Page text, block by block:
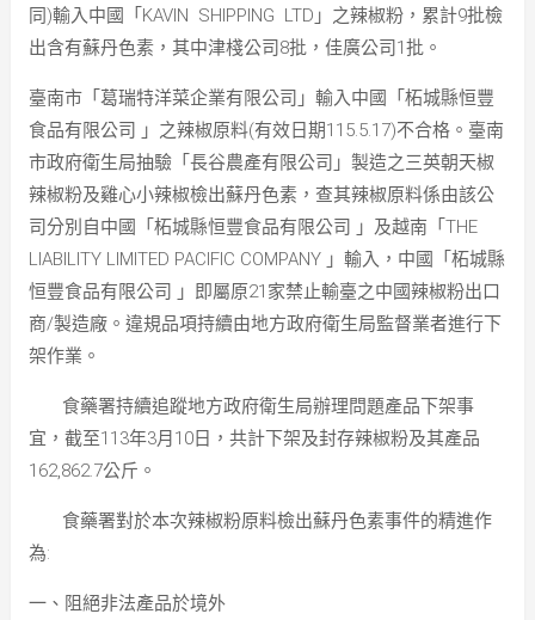
同)輸入中國「KAVIN SHIPPING LTD」之辣椒粉，累計9批檢
出含有蘇丹色素，其中津棧公司8批，佳廣公司1批。
臺南市「葛瑞特洋菜企業有限公司」輸入中國「柘城縣恒豐
食品有限公司 」之辣椒原料(有效日期115.5.17)不合格。臺南
市政府衛生局抽驗「長谷農產有限公司」製造之三英朝天椒
辣椒粉及雞心小辣椒檢出蘇丹色素，查其辣椒原料係由該公
司分別自中國「柘城縣恒豐食品有限公司 」及越南「THE
LIABILITY LIMITED PACIFIC COMPANY 」輸入，中國「柘城縣
恒豐食品有限公司 」即屬原21家禁止輸臺之中國辣椒粉出口
商/製造廠。違規品項持續由地方政府衛生局監督業者進行下
架作業。
食藥署持續追蹤地方政府衛生局辦理問題產品下架事
宜，截至113年3月10日，共計下架及封存辣椒粉及其產品
162,862.7公斤。
食藥署對於本次辣椒粉原料檢出蘇丹色素事件的精進作
為:
一、阻絕非法產品於境外